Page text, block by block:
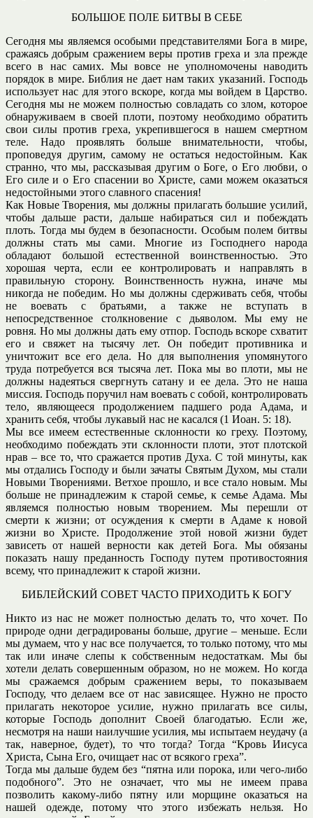
БОЛЬШОЕ ПОЛЕ БИТВЫ В СЕБЕ
Сегодня мы являемся особыми представителями Бога в мире,
сражаясь добрым сражением веры против греха и зла прежде
всего в нас самих. Мы вовсе не уполномочены наводить
порядок в мире. Библия не дает нам таких указаний. Господь
использует нас для этого вскоре, когда мы войдем в Царство.
Сегодня мы не можем полностью совладать со злом, которое
обнаруживаем в своей плоти, поэтому необходимо обратить
свои силы против греха, укрепившегося в нашем смертном
теле. Надо проявлять больше внимательности, чтобы,
проповедуя другим, самому не остаться недостойным. Как
странно, что мы, рассказывая другим о Боге, о Его любви, о
Его силе и о Его спасении во Христе, сами можем оказаться
недостойными этого славного спасения!
Как Новые Творения, мы должны прилагать большие усилий,
чтобы дальше расти, дальше набираться сил и побеждать
плоть. Тогда мы будем в безопасности. Особым полем битвы
должны стать мы сами. Многие из Господнего народа
обладают большой естественной воинственностью. Это
хорошая черта, если ее контролировать и направлять в
правильную сторону. Воинственность нужна, иначе мы
никогда не победим. Но мы должны сдерживать себя, чтобы
не воевать с братьями, а также не вступать в
непосредственное столкновение с дьяволом. Мы ему не
ровня. Но мы должны дать ему отпор. Господь вскоре схватит
его и свяжет на тысячу лет. Он победит противника и
уничтожит все его дела. Но для выполнения упомянутого
труда потребуется вся тысяча лет. Пока мы во плоти, мы не
должны надеяться свергнуть сатану и ее дела. Это не наша
миссия. Господь поручил нам воевать с собой, контролировать
тело, являющееся продолжением падшего рода Адама, и
хранить себя, чтобы лукавый нас не касался (1 Иоан. 5: 18).
Мы все имеем естественные склонности ко греху. Поэтому,
необходимо побеждать эти склонности плоти, этот плотской
нрав – все то, что сражается против Духа. С той минуты, как
мы отдались Господу и были зачаты Святым Духом, мы стали
Новыми Творениями. Ветхое прошло, и все стало новым. Мы
больше не принадлежим к старой семье, к семье Адама. Мы
являемся полностью новым творением. Мы перешли от
смерти к жизни; от осуждения к смерти в Адаме к новой
жизни во Христе. Продолжение этой новой жизни будет
зависеть от нашей верности как детей Бога. Мы обязаны
показать нашу преданность Господу путем противостояния
всему, что принадлежит к старой жизни.
БИБЛЕЙСКИЙ СОВЕТ ЧАСТО ПРИХОДИТЬ К БОГУ
Никто из нас не может полностью делать то, что хочет. По
природе одни деградированы больше, другие – меньше. Если
мы думаем, что у нас все получается, то только потому, что мы
так или иначе слепы к собственным недостаткам. Мы бы
хотели делать совершенным образом, но не можем. Но когда
мы сражаемся добрым сражением веры, то показываем
Господу, что делаем все от нас зависящее. Нужно не просто
прилагать некоторое усилие, нужно прилагать все силы,
которые Господь дополнит Своей благодатью. Если же,
несмотря на наши наилучшие усилия, мы испытаем неудачу (а
так, наверное, будет), то что тогда? Тогда “Кровь Иисуса
Христа, Сына Его, очищает нас от всякого греха”.
Тогда мы дальше будем без “пятна или порока, или чего-либо
подобного”. Это не означает, что мы не имеем права
позволить какому-либо пятну или морщине оказаться на
нашей одежде, потому что этого избежать нельзя. Но